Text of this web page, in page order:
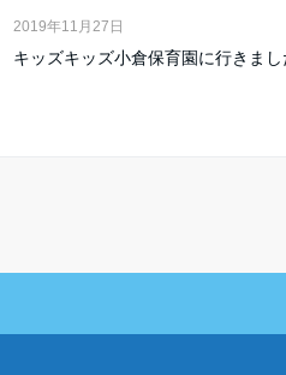
2019年11月27日
キッズキッズ小倉保育園に行きまし